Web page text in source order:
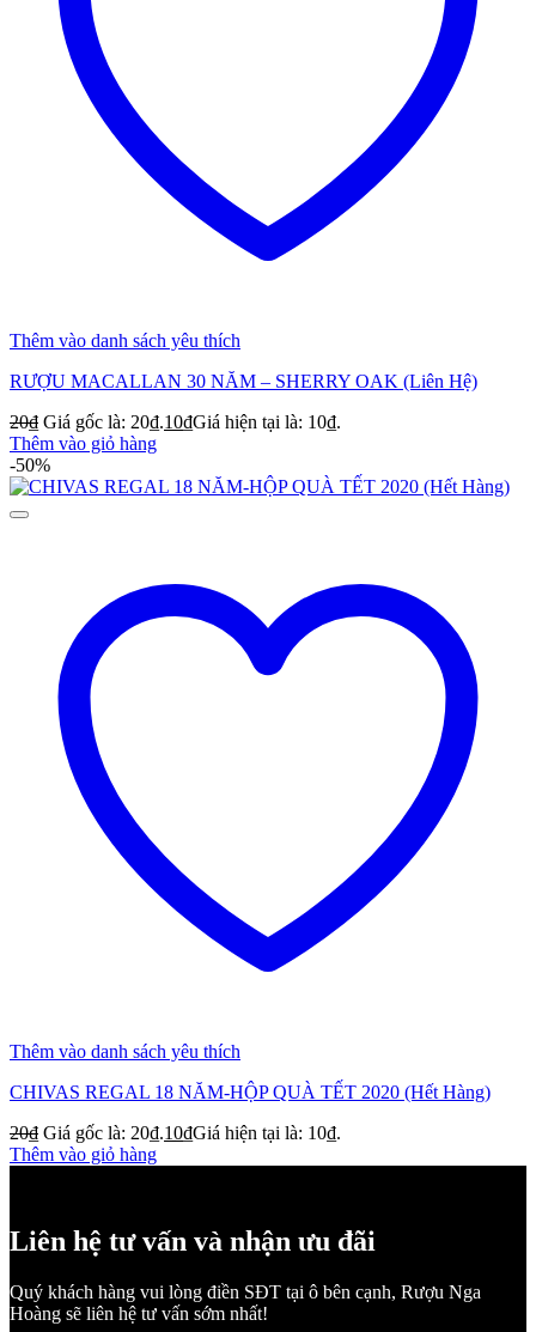
Thêm vào danh sách yêu thích
RƯỢU MACALLAN 30 NĂM – SHERRY OAK (Liên Hệ)
20₫ Giá gốc là: 20₫.10₫Giá hiện tại là: 10₫.
Thêm vào giỏ hàng
-50%
Thêm vào danh sách yêu thích
CHIVAS REGAL 18 NĂM-HỘP QUÀ TẾT 2020 (Hết Hàng)
20₫ Giá gốc là: 20₫.10₫Giá hiện tại là: 10₫.
Thêm vào giỏ hàng
Liên hệ tư vấn và nhận ưu đãi
Quý khách hàng vui lòng điền SĐT tại ô bên cạnh, Rượu Nga
Hoàng sẽ liên hệ tư vấn sớm nhất!